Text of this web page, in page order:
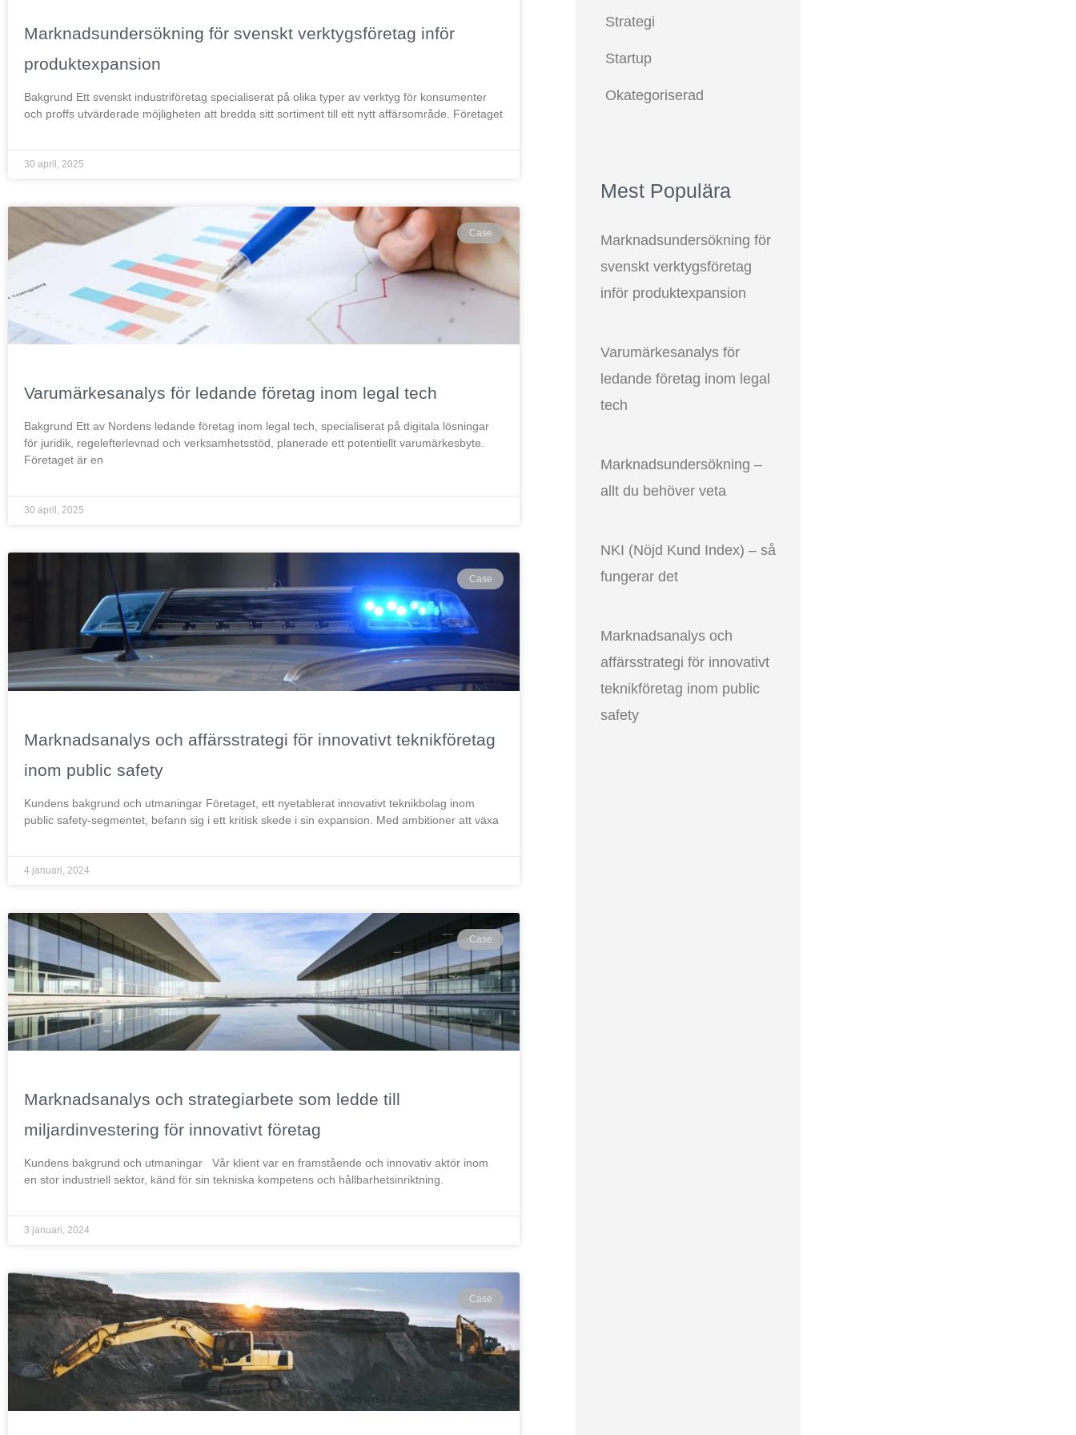
Marknadsundersökning för svenskt verktygsföretag inför
produktexpansion
Bakgrund Ett svenskt industriföretag specialiserat på olika typer av verktyg för konsumenter
och proffs utvärderade möjligheten att bredda sitt sortiment till ett nytt affärsområde. Företaget
30 april, 2025
Case
Varumärkesanalys för ledande företag inom legal tech
Bakgrund Ett av Nordens ledande företag inom legal tech, specialiserat på digitala lösningar
för juridik, regelefterlevnad och verksamhetsstöd, planerade ett potentiellt varumärkesbyte.
Företaget är en
30 april, 2025
Case
Marknadsanalys och affärsstrategi för innovativt teknikföretag
inom public safety
Kundens bakgrund och utmaningar Företaget, ett nyetablerat innovativt teknikbolag inom
public safety-segmentet, befann sig i ett kritisk skede i sin expansion. Med ambitioner att växa
4 januari, 2024
Case
Marknadsanalys och strategiarbete som ledde till
miljardinvestering för innovativt företag
Kundens bakgrund och utmaningar Vår klient var en framstående och innovativ aktör inom
en stor industriell sektor, känd för sin tekniska kompetens och hållbarhetsinriktning.
3 januari, 2024
Case
Strategi
Startup
Okategoriserad
Mest Populära
Marknadsundersökning för
svenskt verktygsföretag
inför produktexpansion
Varumärkesanalys för
ledande företag inom legal
tech
Marknadsundersökning –
allt du behöver veta
NKI (Nöjd Kund Index) – så
fungerar det
Marknadsanalys och
affärsstrategi för innovativt
teknikföretag inom public
safety